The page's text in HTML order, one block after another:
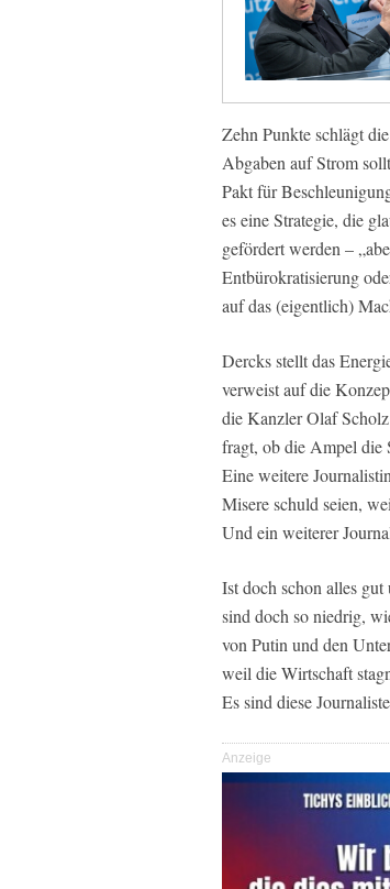
Zehn Punkte schlägt
Abgaben auf Strom
Pakt für
es eine Strategie, die
gefördert werden –
Entbürokratisierung
auf das (eigentlich)
Dercks stellt das
verweist auf die
die Kanzler Olaf
fragt, ob die Ampel die
Eine weitere
Misere schuld seien,
Und ein weiterer
Ist doch schon alles
sind doch so niedrig,
von Putin und den
weil die Wirtschaft
Es sind diese
Anzeige